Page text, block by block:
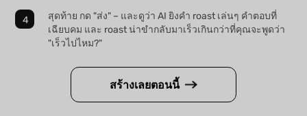
สุดท้าย กด "ส่ง" – และดูว่า AI ยิงคำ roast เล่นๆ คำตอบที่
เฉียบคม และ roast น่าขำกลับมาเร็วเกินกว่าที่คุณจะพูดว่า
"เร็วไปไหม?"
สร้างเลยตอนนี้